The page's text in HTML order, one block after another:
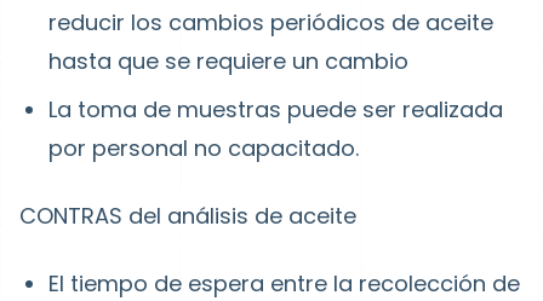
reducir los cambios periódicos de aceite
hasta que se requiere un cambio
La toma de muestras puede ser realizada
por personal no capacitado.
CONTRAS del análisis de aceite
El tiempo de espera entre la recolección de